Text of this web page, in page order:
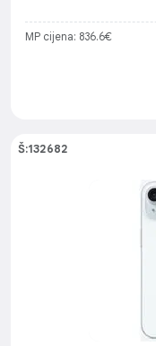
MP cijena: 836.6€
Š:132682